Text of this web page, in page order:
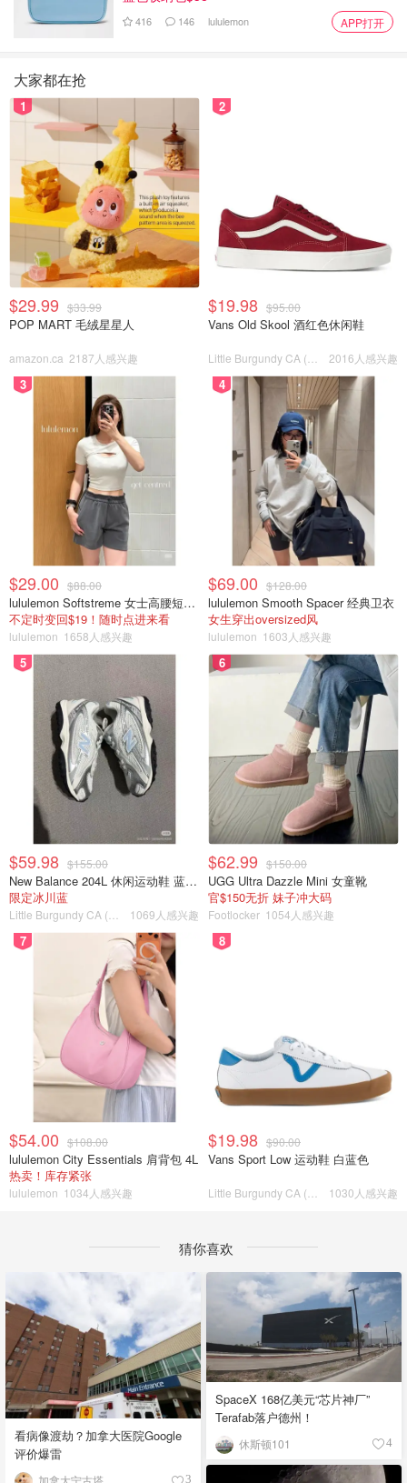
416 146 lululemon APP打开
大家都在抢
1
$29.99 $33.99
POP MART 毛绒星星人
amazon.ca 2187人感兴趣
2
$19.98 $95.00
Vans Old Skool 酒红色休闲鞋
2016人感兴趣
3
$29.00 $88.00
lululemon Softstreme 女士高腰短裤 10cm
不定时变回$19！随时点进来看
lululemon 1658人感兴趣
4
$69.00 $128.00
lululemon Smooth Spacer 经典卫衣
女生穿出oversized风
lululemon 1603人感兴趣
5
$59.98 $155.00
New Balance 204L 休闲运动鞋 蓝银色
限定冰川蓝
1069人感兴趣
6
$62.99 $150.00
UGG Ultra Dazzle Mini 女童靴
官$150无折 妹子冲大码
Footlocker 1054人感兴趣
7
$54.00 $108.00
lululemon City Essentials 肩背包 4L
热卖！库存紧张
lululemon 1034人感兴趣
8
$19.98 $90.00
Vans Sport Low 运动鞋 白蓝色
1030人感兴趣
猜你喜欢
看病像渡劫？加拿大医院Google
评价爆雷
3
SpaceX 168亿美元“芯片神厂”
Terafab落户德州！
休斯顿101 4